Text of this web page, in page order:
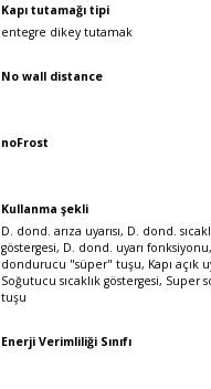
Kapı tutamağı tipi
entegre dikey tutamak
No wall distance
noFrost
Kullanma şekli
D. dond. arıza uyarısı, D. dond.
göstergesi, D. dond. uyarı
dondurucu "süper" tuşu, Kapı açık
Soğutucu sıcaklık göstergesi, Super
tuşu
Enerji Verimliliği Sınıfı